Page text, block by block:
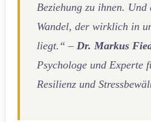
Beziehung zu ihnen.
Wandel, der wirklich in
liegt.“ – Dr. Markus
Psychologe und Experte
Resilienz und